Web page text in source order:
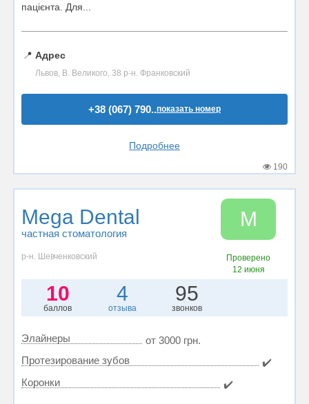
пацієнта. Для...
📍 Адрес
Львов, В. Великого, 38 р-н. Франковский
+38 (067) 790..показать номер
Подробнее
190
Mega Dental
частная стоматология
M
р-н. Шевченковский
Проверено
12 июня
10
баллов
4
отзыва
95
звонков
Элайнеры
от 3000 грн.
Протезирование зубов
✔️
Коронки
✔️